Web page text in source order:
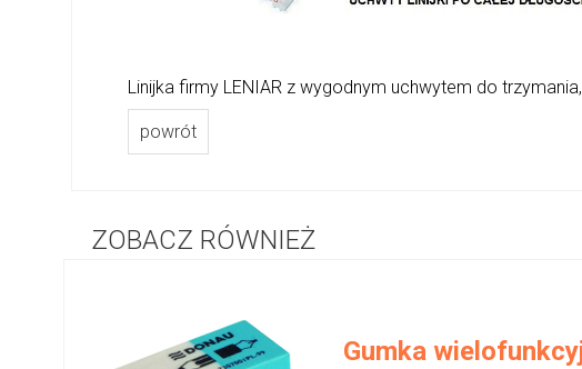
Linijka firmy LENIAR z wygodnym uchwytem do
powrót
ZOBACZ RÓWNIEŻ
Gumka